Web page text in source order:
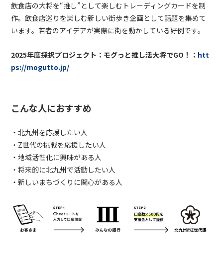
飲食店の大将を“推し”として楽しむトレーディングカードを制
作。飲食店巡りを楽しむ新しい街歩き企画として話題を集めて
います。若者のアイデアが実際に街を動かしている好例です。
2025年度採択プロジェクト：モグっと推し活大将でGO！： htt
ps://mogutto.jp/
こんな人におすすめ
・北九州を応援したい人
・Z世代の挑戦を応援したい人
・地域活性化に興味がある人
・将来的に北九州で活動したい人
・新しいまちづくりに関心がある人